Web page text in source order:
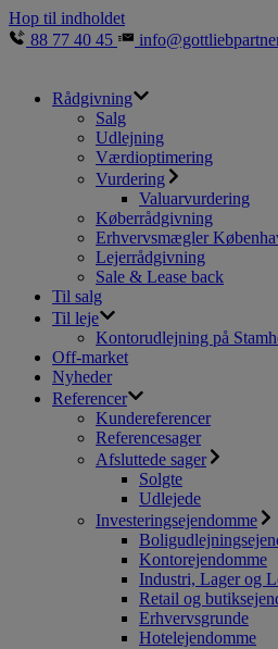
Hop til indholdet
88 77 40 45
Rådgivning
Salg
Udlejning
Værdioptimering
Vurdering
Valuarvurdering
Køberrådgivning
Erhvervsmægler
Lejerrådgivning
Sale & Lease back
Til salg
Til leje
Kontorudlejning på
Off-market
Nyheder
Referencer
Kundereferencer
Referencesager
Afsluttede sager
Solgte
Udlejede
Investeringsejendomme
Kontorejendomme
Industri, Lager og
Retail og
Erhvervsgrunde
Hotelejendomme